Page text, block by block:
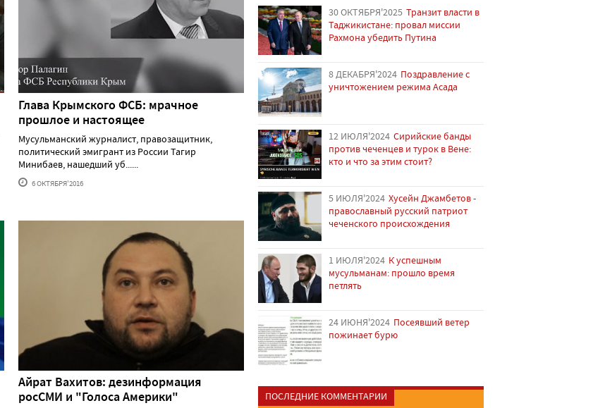
Глава Крымского ФСБ: мрачное
прошлое и настоящее
Мусульманский журналист, правозащитник,
политический эмигрант из России Тагир
Минибаев, нашедший уб......
6 ОКТЯБРЯ'2016
Айрат Вахитов: дезинформация
росСМИ и "Голоса Америки"
30 ОКТЯБРЯ'2025 Транзит власти в
Таджикистане: провал миссии
Рахмона убедить Путина
8 ДЕКАБРЯ'2024 Поздравление с
уничтожением режима Асада
12 ИЮЛЯ'2024 Сирийские банды
против чеченцев и турок в Вене:
кто и что за этим стоит?
5 ИЮЛЯ'2024 Хусейн Джамбетов -
православный русский патриот
чеченского происхождения
1 ИЮЛЯ'2024 К успешным
мусульманам: прошло время
петлять
24 ИЮНЯ'2024 Посеявший ветер
пожинает бурю
ПОСЛЕДНИЕ КОММЕНТАРИИ